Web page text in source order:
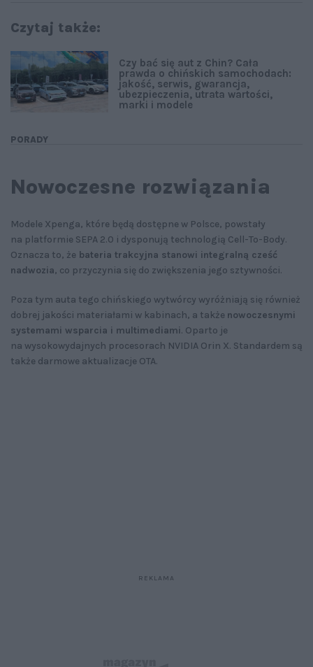
Czytaj także:
PORADY
Czy bać się aut z Chin? Cała
prawda o chińskich samochodach:
jakość, serwis, gwarancja,
ubezpieczenia, utrata wartości,
marki i modele
Nowoczesne rozwiązania
Modele Xpenga, które będą dostępne w Polsce, powstały
na platformie SEPA 2.0 i dysponują technologią Cell-To-Body.
Oznacza to, że bateria trakcyjna stanowi integralną cześć
nadwozia, co przyczynia się do zwiększenia jego sztywności.
Poza tym auta tego chińskiego wytwórcy wyróżniają się również
dobrej jakości materiałami w kabinach, a także nowoczesnymi
systemami wsparcia i multimediami. Oparto je
na wysokowydajnych procesorach NVIDIA Orin X. Standardem są
także darmowe aktualizacje OTA.